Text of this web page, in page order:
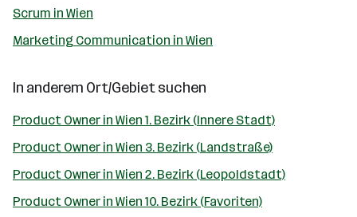
Scrum in Wien
Marketing Communication in Wien
In anderem Ort/Gebiet suchen
Product Owner in Wien 1. Bezirk (Innere Stadt)
Product Owner in Wien 3. Bezirk (Landstraße)
Product Owner in Wien 2. Bezirk (Leopoldstadt)
Product Owner in Wien 10. Bezirk (Favoriten)